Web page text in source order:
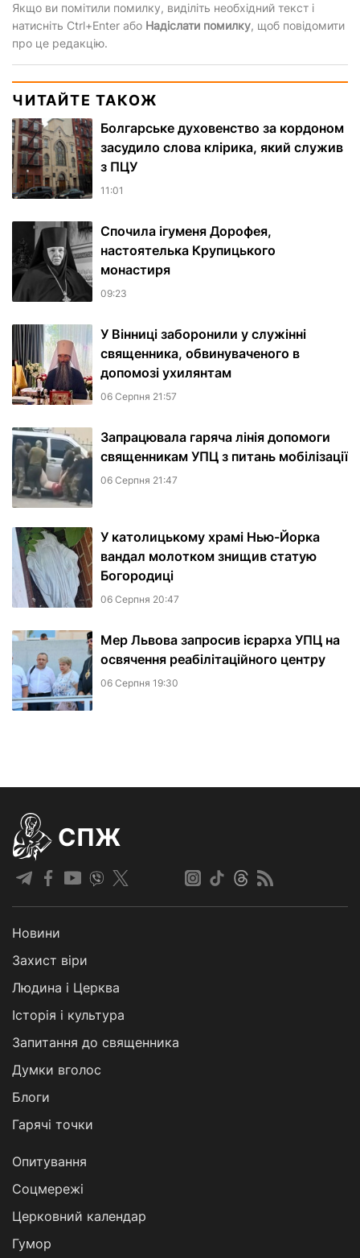
Якщо ви помітили помилку, виділіть необхідний текст і
натисніть Ctrl+Enter або Надіслати помилку, щоб повідомити
про це редакцію.
ЧИТАЙТЕ ТАКОЖ
Болгарське духовенство за кордоном
засудило слова клірика, який служив
з ПЦУ
11:01
Спочила ігуменя Дорофея,
настоятелька Крупицького
монастиря
09:23
У Вінниці заборонили у служінні
священника, обвинуваченого в
допомозі ухилянтам
06 Серпня 21:57
Запрацювала гаряча лінія допомоги
священникам УПЦ з питань мобілізації
06 Серпня 21:47
У католицькому храмі Нью-Йорка
вандал молотком знищив статую
Богородиці
06 Серпня 20:47
Мер Львова запросив ієрарха УПЦ на
освячення реабілітаційного центру
06 Серпня 19:30
СПЖ
Новини
Захист віри
Людина і Церква
Історія і культура
Запитання до священника
Думки вголос
Блоги
Гарячі точки
Опитування
Соцмережі
Церковний календар
Гумор